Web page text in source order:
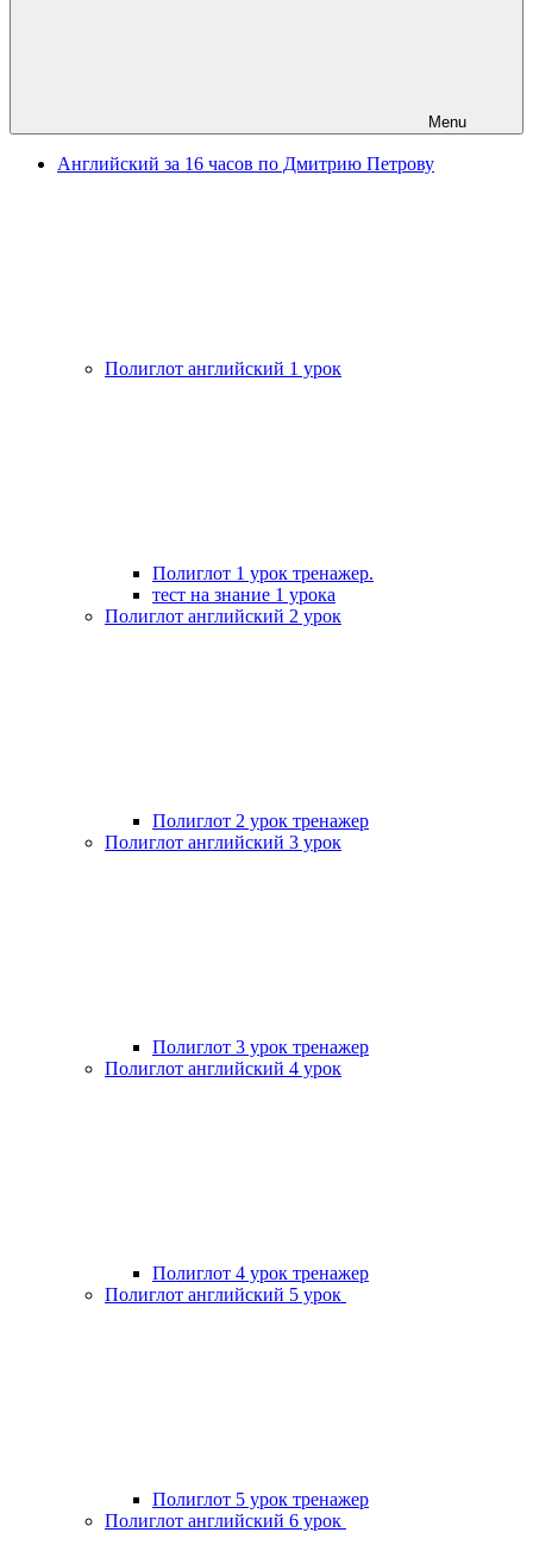
Menu
Английский за 16 часов по Дмитрию Петрову
Полиглот английский 1 урок
Полиглот 1 урок тренажер.
тест на знание 1 урока
Полиглот английский 2 урок
Полиглот 2 урок тренажер
Полиглот английский 3 урок
Полиглот 3 урок тренажер
Полиглот английский 4 урок
Полиглот 4 урок тренажер
Полиглот английский 5 урок
Полиглот 5 урок тренажер
Полиглот английский 6 урок